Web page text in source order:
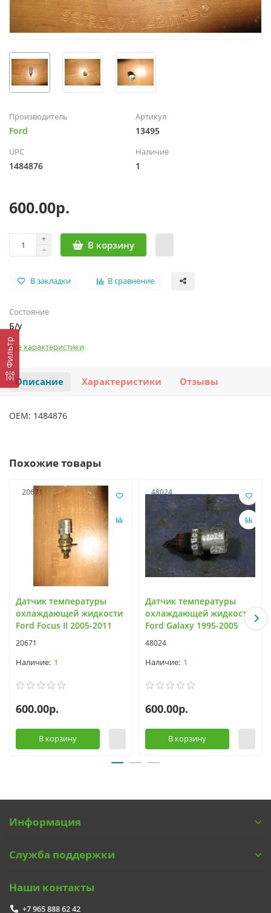
Фильтр
Производитель
Ford
Артикул
13495
UPC
1484876
Наличие
1
600.00р.
В корзину
В закладки В сравнение
Состояние
Б/у
Все характеристики
Описание Характеристики Отзывы
OEM: 1484876
Похожие товары
20671
Датчик температуры
охлаждающей жидкости
Ford Focus II 2005-2011
20671
1
600.00р.
В корзину
48024
Датчик температуры
охлаждающей жидкости
Ford Galaxy 1995-2005
48024
1
600.00р.
В корзину
Информация
Служба поддержки
Наши контакты
+7 965 888 62 42